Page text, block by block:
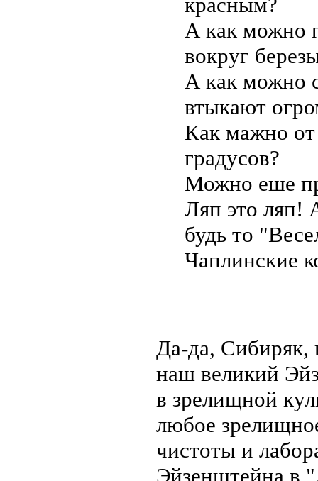
А как можно
вокруг
А как можно
втыкают
Как мажно от
градусов?
Можно еше
Ляп это ляп!
будь то
Чаплинские
Да-да, Сибиряк,
наш великий
в зрелищной
любое
чистоты и
Эйзенштейна в